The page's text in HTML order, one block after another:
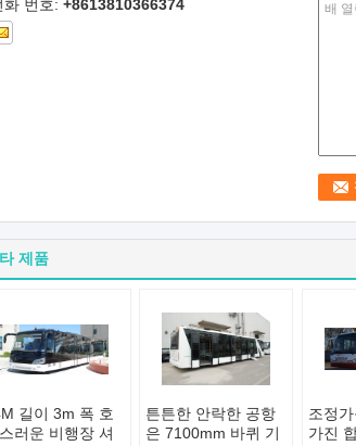
화 번호: +8613810366374
제품
길이 3m 폭 호
러운 비행장 셔
튼튼한 안락한 공항
은 7100mm 바퀴 기
조정
가진